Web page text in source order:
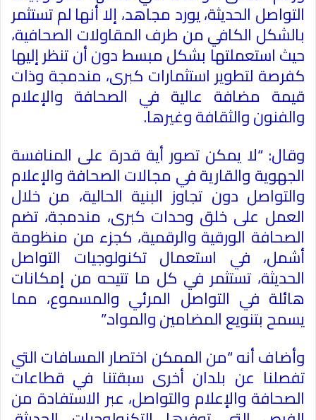
التواصل الحديثة، يورد مجاهد، إلا أنها لم تستثمر
بالشكل الكافي من طرف المقاولات الصحافية،
حيث استعملتها بشكل مبسط دون أن تنظر إليها
كفرصة لتطوير استثمارات كبرى، مندمجة وذات
قيمة مضافة عالية في الصحافة والإعلام
والفنون والثقافة وغيرها.
وقال: “لا يمكن تصور أية قدرة على المنافسة
الجهوية والقارية في مجالات الصحافة والإعلام
والتواصل دون تجاوز البنية الحالية، من خلال
العمل على خلق وحدات كبرى، مندمجة، تضم
الصحافة الورقية والرقمية، كجزء من منظومة
أشمل، في استعمال تكنولوجيات التواصل
الحديثة، تستثمر في كل ما تتيحه من إمكانات
هائلة في التواصل المرئي والمسموع، مما
يسمح بتنويع المضامين والمواد”.
وأضاف أنه “من الممكن اختصار المسافات التي
تفصلنا عن بلدان أخرى سبقتنا في قطاعات
الصحافة والإعلام والتواصل، عبر الاستفادة من